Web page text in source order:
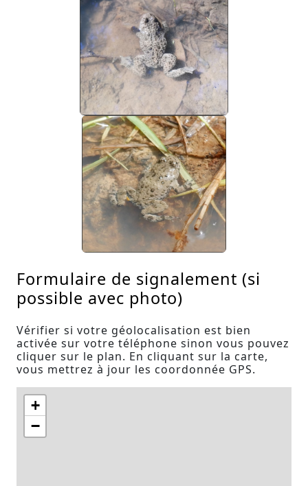
Formulaire de signalement (si
possible avec photo)
Vérifier si votre géolocalisation est bien
activée sur votre téléphone sinon vous pouvez
cliquer sur le plan. En cliquant sur la carte,
vous mettrez à jour les coordonnée GPS.
+
−